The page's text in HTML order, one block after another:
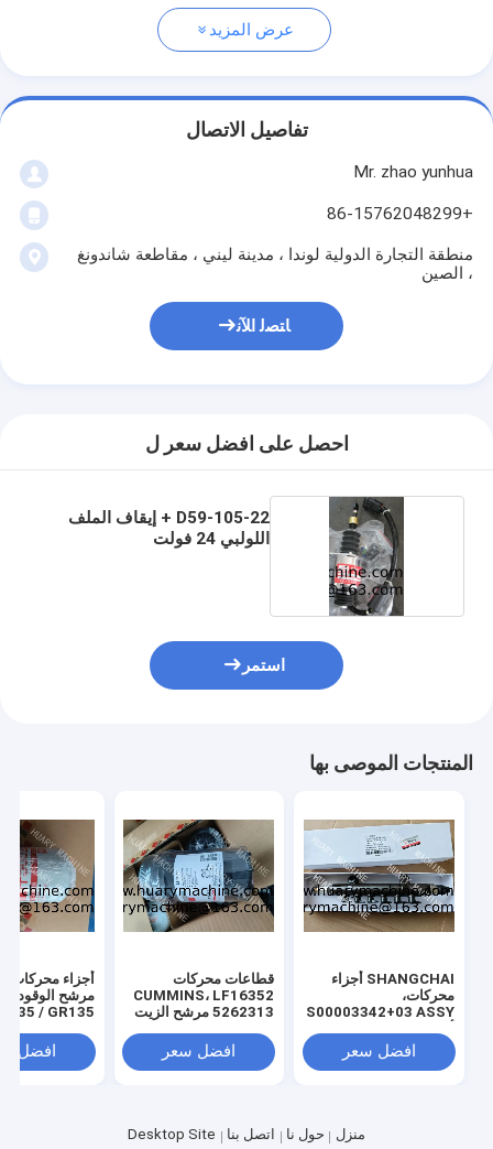
عرض المزيد
تفاصيل الاتصال
Mr. zhao yunhua
+86-15762048299
منطقة التجارة الدولية لوندا ، مدينة ليني ، مقاطعة شاندونغ
، الصين
ﺎﺘﺼﻟ ﺍﻶﻧ
احصل على افضل سعر ل
D59-105-22 + إيقاف الملف
اللولبي 24 فولت
استمر
المنتجات الموصى بها
SHANGCHAI أجزاء
محركات،
S00003342+03 ASSY
لمحرك SC7Hافضل سعر
قطاعات محركات
CUMMINS، LF16352
5262313 مرشح الزيت
الزيت
افضل سعر
أجزاء محركات
/ GR135
افضل
منزل حول نا اتصل بنا
Desktop Site